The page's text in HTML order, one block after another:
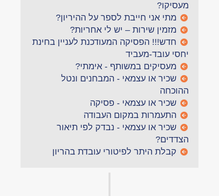
מעסיקו?
מתי אני חייבת לספר על ההיריון?
מזמין שירות – יש לי אחריות?
חדש!!! הפסיקה המעודכנת לעניין בחינת
יחסי עובד-מעביד
מעסיקים במשותף - אימתי?
שכיר או עצמאי - המבחנים ונטל
ההוכחה
שכיר או עצמאי - פסיקה
התעמרות במקום העבודה
שכיר או עצמאי - נבדק לפי תיאור
הצדדים?
קבלת היתר לפיטורי עובדת בהריון